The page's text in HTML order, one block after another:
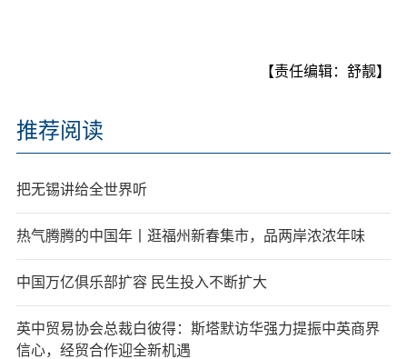
【责任编辑：舒靓】
推荐阅读
把无锡讲给全世界听
热气腾腾的中国年丨逛福州新春集市，品两岸浓浓年味
中国万亿俱乐部扩容 民生投入不断扩大
英中贸易协会总裁白彼得：斯塔默访华强力提振中英商界
信心，经贸合作迎全新机遇